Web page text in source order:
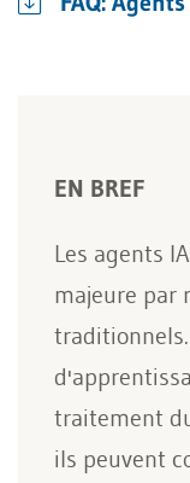
EN BREF
Les agents
majeure par
traitement
ils peuvent